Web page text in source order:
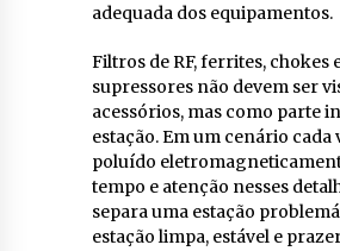
adequada dos equipamentos.
Filtros de RF, ferrites, chokes
supressores não devem ser
acessórios, mas como parte
estação. Em um cenário cada
poluído
tempo e atenção nesses
separa uma estação
estação limpa, estável e